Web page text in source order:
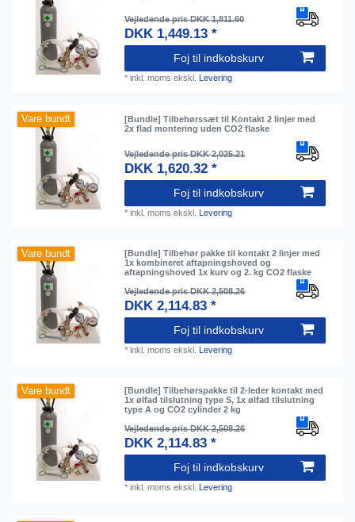
Vejledende pris DKK 1,811.60
DKK 1,449.13 *
Foj til indkobskurv
*inkl. moms ekskl. Levering
Vare bundt
[Bundle] Tilbehørssæt til Kontakt 2 linjer med
2x flad montering uden CO2 flaske
Vejledende pris DKK 2,025.21
DKK 1,620.32 *
Foj til indkobskurv
*inkl. moms ekskl. Levering
Vare bundt
[Bundle] Tilbehør pakke til kontakt 2 linjer med
1x kombineret aftapningshoved og
aftapningshoved 1x kurv og 2. kg CO2 flaske
Vejledende pris DKK 2,508.26
DKK 2,114.83 *
Foj til indkobskurv
*inkl. moms ekskl. Levering
Vare bundt
[Bundle] Tilbehørspakke til 2-leder kontakt med
1x ølfad tilslutning type S, 1x ølfad tilslutning
type A og CO2 cylinder 2 kg
Vejledende pris DKK 2,508.26
DKK 2,114.83 *
Foj til indkobskurv
*inkl. moms ekskl. Levering